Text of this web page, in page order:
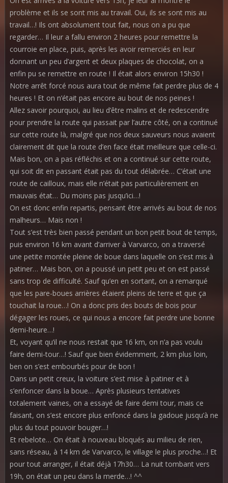
problème et ils se sont mis au travail. Oui, ils se sont mis au
travail…! Ils ont absolument tout fait, nous on a pu que
regarder… Il leur a fallu environ 2 heures pour remettre la
courroie en place, puis, après les avoir remerciés en leur
donnant un peu d’argent et deux plaques de chocolat, on a
enfin pu se remettre en route ! Il était alors environ 15h30 !
Notre arrêt forcé nous aura tout de même fait perdre plus de 4
heures ! Et on n’était pas encore au bout de nos peines !
Allez savoir pourquoi, au lieu d’être malins et de redescendre
pour prendre la route qui passait par l’autre côté, on a continué
sur cette route là, malgré que nos deux sauveurs nous avaient
clairement dit que la route d’en face était meilleure que celle-ci.
Mais bon, on a pas réfléchis et on a continué sur cette route,
qui soit dit en passant était pas du tout délabrée… C’était une
route de cailloux, mais elle n’était pas particulièrement en
mauvais état… Du moins pas jusqu’ici…!
On est donc enfin repartis, pensant être arrivés au bout de nos
malheurs… Mais non !
Tout s’est très bien passé pendant un bon petit bout de temps,
puis environ 16 km avant d’arriver à Varvarco, on a traversé
une petite montée pleine de boue dans laquelle on s’est mis à
patiner… Mais bon, on a poussé un petit peu et on est passé
sans trop de difficulté. Sauf qu’en en sortant, on a remarqué
que les pare-boues arrières étaient pleins de terre et que ça
touchait la roue…! On a donc pris des bouts de bois pour
dégager les roues, ce qui nous a encore fait perdre une bonne
demi-heure…!
Et, voyant qu’il ne nous restait que 16 km, on n’a pas voulu
faire demi-tour…! Sauf que bien évidemment, 2 km plus loin,
ben on s’est embourbés pour de bon !
Dans un petit creux, la voiture s’est mise à patiner et à
s’enfoncer dans la boue… Après plusieurs tentatives
totalement vaines, on a essayé de faire demi tour, mais ce
faisant, on s’est encore plus enfoncé dans la gadoue jusqu’à ne
plus du tout pouvoir bouger…!
Et rebelote… On était à nouveau bloqués au milieu de rien,
sans réseau, à 14 km de Varvarco, le village le plus proche…! Et
pour tout arranger, il était déjà 17h30… La nuit tombant vers
19h, on était un peu dans la merde…! ^^